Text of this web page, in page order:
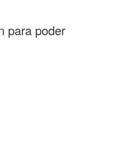
para poder